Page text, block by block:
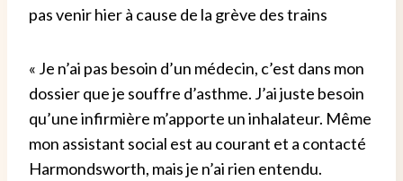
pas venir hier à cause de la grève des trains
« Je n’ai pas besoin d’un médecin, c’est dans mon
dossier que je souffre d’asthme. J’ai juste besoin
qu’une infirmière m’apporte un inhalateur. Même
mon assistant social est au courant et a contacté
Harmondsworth, mais je n’ai rien entendu.